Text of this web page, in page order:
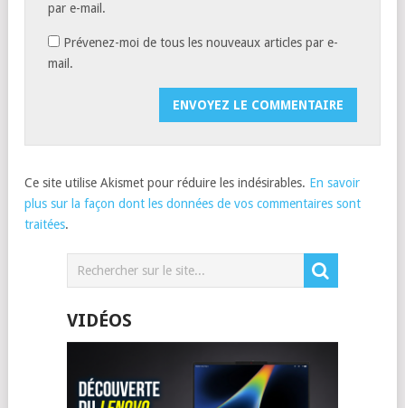
par e-mail.
Prévenez-moi de tous les nouveaux articles par e-
mail.
Ce site utilise Akismet pour réduire les indésirables. En savoir
plus sur la façon dont les données de vos commentaires sont
traitées.
VIDÉOS